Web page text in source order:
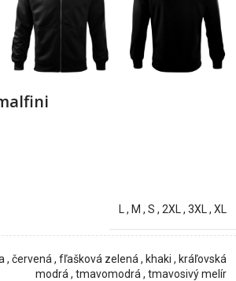
L , M , S , 2XL , 3XL , XL
, červená , fľašková zelená , khaki , kráľovská
modrá , tmavomodrá , tmavosivý melír